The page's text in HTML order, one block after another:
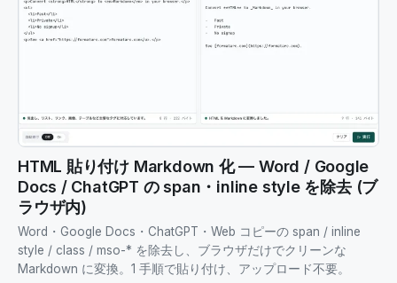
HTML 貼り付け Markdown 化 — Word / Google
Docs / ChatGPT の span・inline style を除去 (ブ
ラウザ内)
Word・Google Docs・ChatGPT・Web コピーの span / inline
style / class / mso-* を除去し、ブラウザだけでクリーンな
Markdown に変換。1 手順で貼り付け、アップロード不要。